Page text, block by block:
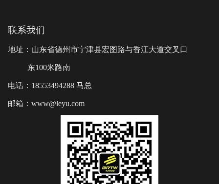
联系我们
地址：山东省德州市宁津县宏图路与香江大道交叉口
东100米路南
电话：18553494288 马总
邮箱：www@leyu.com